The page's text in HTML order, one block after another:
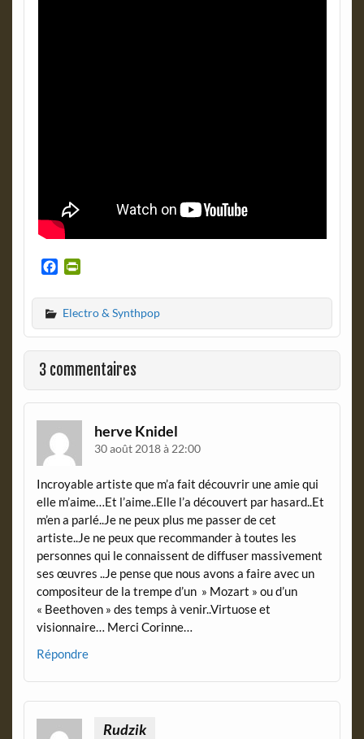
c
e
b
o
o
k
i
n
t
F
r
i
Electro & Synthpop
3 commentaires
herve Knidel
30 août 2018 à 22:00
Incroyable artiste que m’a fait découvrir une amie qui
elle m’aime…Et l’aime..Elle l’a découvert par hasard..Et
m’en a parlé..Je ne peux plus me passer de cet
artiste..Je ne peux que recommander à toutes les
personnes qui le connaissent de diffuser massivement
ses œuvres ..Je pense que nous avons a faire avec un
compositeur de la trempe d’un » Mozart » ou d’un
« Beethoven » des temps à venir..Virtuose et
visionnaire… Merci Corinne…
Répondre
Rudzik